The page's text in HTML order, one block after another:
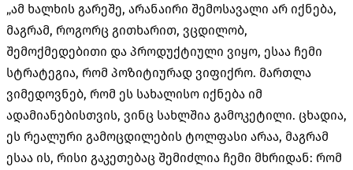
„ამ ხალხის გარეშე, არანაირი შემოსავალი არ იქნება,
მაგრამ, როგორც გითხარით, ვცდილობ,
შემოქმედებითი და პროდუქტიული ვიყო, ესაა ჩემი
სტრატეგია, რომ პოზიტიურად ვიფიქრო. მართლა
ვიმედოვნებ, რომ ეს სახალისო იქნება იმ
ადამიანებისთვის, ვინც სახლშია გამოკეტილი. ცხადია,
ეს რეალური გამოცდილების ტოლფასი არაა, მაგრამ
ესაა ის, რისი გაკეთებაც შემიძლია ჩემი მხრიდან: რომ